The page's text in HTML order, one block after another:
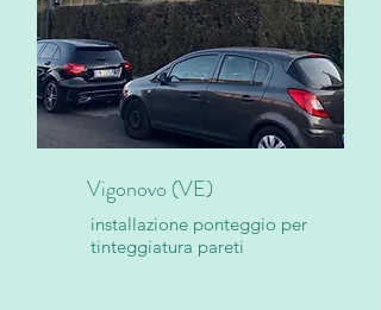
Vigonovo (VE)
installazione ponteggio per
tinteggiatura pareti